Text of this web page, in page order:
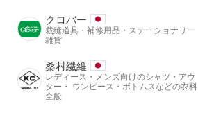
クロバー
裁縫道具・補修用品・ステーショナリー
雑貨
桑村繊維
レディース・メンズ向けのシャツ・アウ
ター・ ワンピース・ボトムスなどの衣料
全般